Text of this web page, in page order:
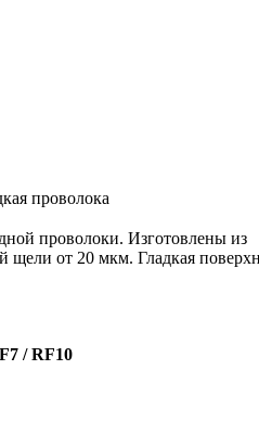
проволока
проволоки. Изготовлены из
от 20 мкм. Гладкая
/ RF10